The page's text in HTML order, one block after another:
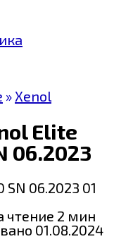
» Xenol
Elite
06.2023
чтение 2 мин
01.08.2024